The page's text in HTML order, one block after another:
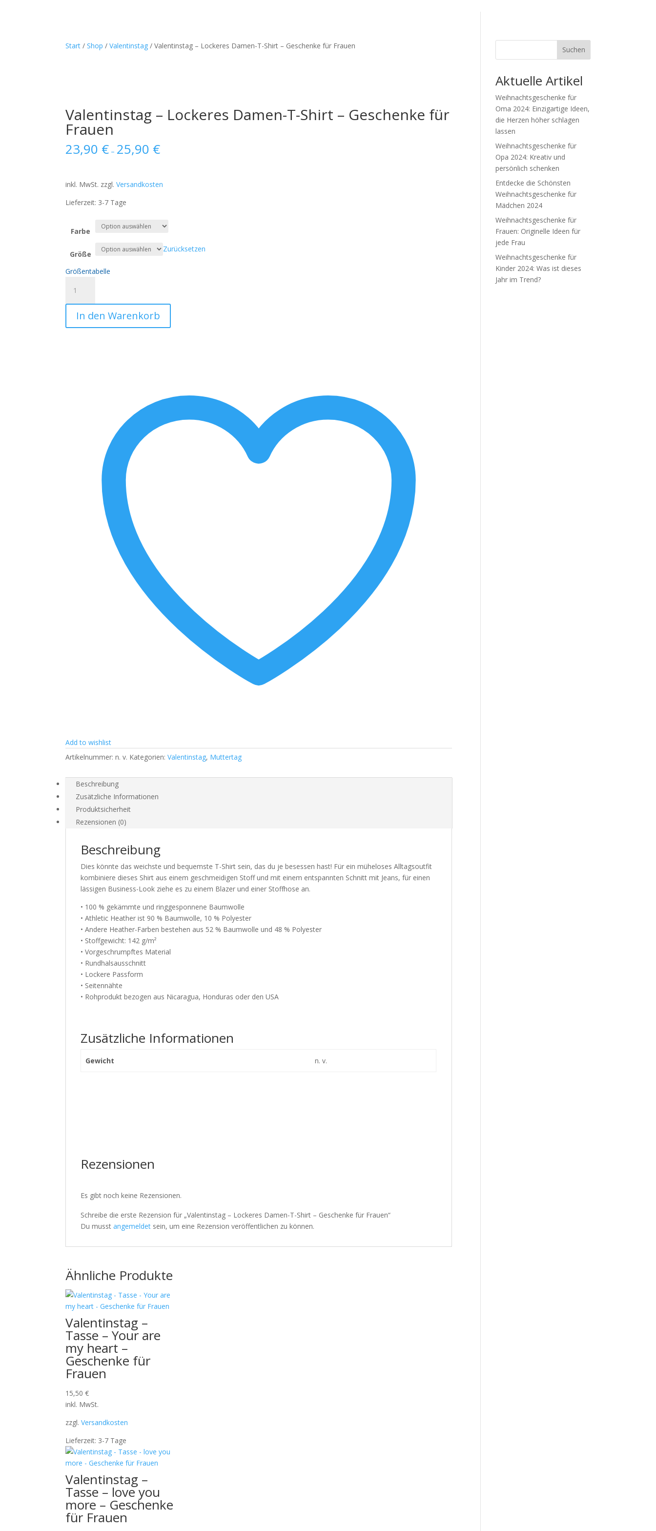
Start /Shop /Valentinstag / Valentinstag – Lockeres Damen-T-Shirt – Geschenke für Frauen
Valentinstag – Lockeres Damen-T-Shirt – Geschenke für
Frauen
23,90 € – 25,90 €
inkl. MwSt. zzgl.Versandkosten
Lieferzeit: 3-7 Tage
Farbe
Größe
Zurücksetzen
Größentabelle
Lockeres
Damen-
T-
In den Warenkorb
Add to wishlist
Artikelnummer:n. v. Kategorien:Valentinstag, Muttertag
Beschreibung
Zusätzliche Informationen
Produktsicherheit
Rezensionen (0)
Beschreibung
Dies könnte das weichste und bequemste T-Shirt sein, das du je besessen hast! Für ein müheloses Alltagsoutfit
kombiniere dieses Shirt aus einem geschmeidigen Stoff und mit einem entspannten Schnitt mit Jeans, für einen
lässigen Business-Look ziehe es zu einem Blazer und einer Stoffhose an.
• 100 % gekämmte und ringgesponnene Baumwolle
• Athletic Heather ist 90 % Baumwolle, 10 % Polyester
• Andere Heather-Farben bestehen aus 52 % Baumwolle und 48 % Polyester
• Stoffgewicht: 142 g/m²
• Vorgeschrumpftes Material
• Rundhalsausschnitt
• Lockere Passform
• Seitennähte
• Rohprodukt bezogen aus Nicaragua, Honduras oder den USA
Zusätzliche Informationen
Gewicht n. v.
Rezensionen
Es gibt noch keine Rezensionen.
Schreibe die erste Rezension für „Valentinstag – Lockeres Damen-T-Shirt – Geschenke für Frauen“
Du musstangemeldet sein, um eine Rezension veröffentlichen zu können.
Ähnliche Produkte
Valentinstag –
Tasse – Your are
my heart –
Geschenke für
Frauen
15,50€
inkl. MwSt.
zzgl.Versandkosten
Lieferzeit: 3-7 Tage
Valentinstag –
Tasse – love you
more – Geschenke
für Frauen
Suchen
Aktuelle Artikel
Weihnachtsgeschenke für
Oma 2024: Einzigartige Ideen,
die Herzen höher schlagen
lassen
Weihnachtsgeschenke für
Opa 2024: Kreativ und
persönlich schenken
Entdecke die Schönsten
Weihnachtsgeschenke für
Mädchen 2024
Weihnachtsgeschenke für
Frauen: Originelle Ideen für
jede Frau
Weihnachtsgeschenke für
Kinder 2024: Was ist dieses
Jahr im Trend?